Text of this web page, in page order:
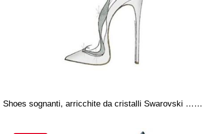
Shoes sognanti, arricchite da cristalli Swarovski ……